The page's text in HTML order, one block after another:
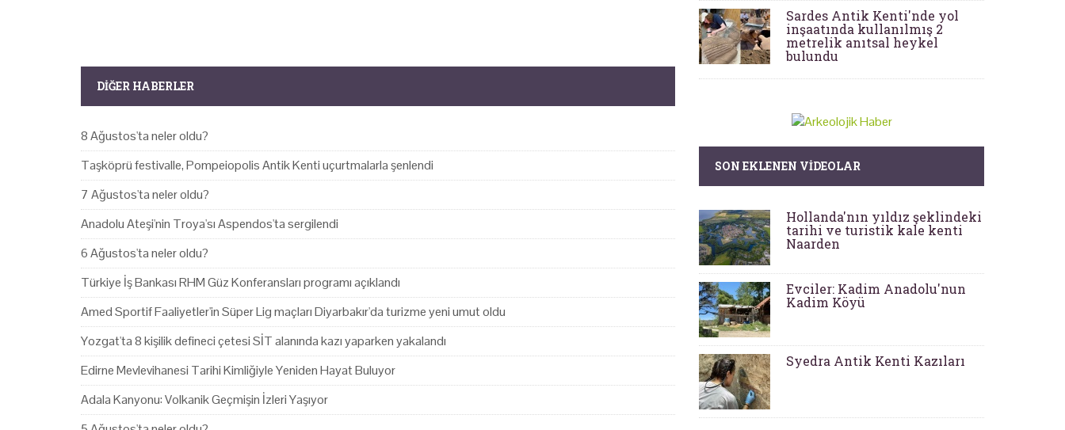
DIĞER HABERLER
8 Ağustos'ta neler oldu?
Taşköprü festivalle, Pompeiopolis Antik Kenti uçurtmalarla şenlendi
7 Ağustos'ta neler oldu?
Anadolu Ateşi'nin Troya'sı Aspendos'ta sergilendi
6 Ağustos'ta neler oldu?
Türkiye İş Bankası RHM Güz Konferansları programı açıklandı
Amed Sportif Faaliyetler'in Süper Lig maçları Diyarbakır'da turizme yeni umut oldu
Yozgat'ta 8 kişilik defineci çetesi SİT alanında kazı yaparken yakalandı
Edirne Mevlevihanesi Tarihi Kimliğiyle Yeniden Hayat Buluyor
Adala Kanyonu: Volkanik Geçmişin İzleri Yaşıyor
Sardes Antik Kenti'nde yol
inşaatında kullanılmış 2
metrelik anıtsal heykel
bulundu
SON EKLENEN VIDEOLAR
Hollanda'nın yıldız şeklindeki
tarihi ve turistik kale kenti
Naarden
Evciler: Kadim Anadolu'nun
Kadim Köyü
Syedra Antik Kenti Kazıları